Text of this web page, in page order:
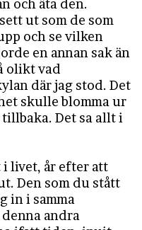
och äta den.
ut som de som
och se vilken
en annan sak än
olikt vad
där jag stod. Det
skulle blomma ur
Det sa allt i
i livet, år efter att
Den som du stått
in i samma
andra